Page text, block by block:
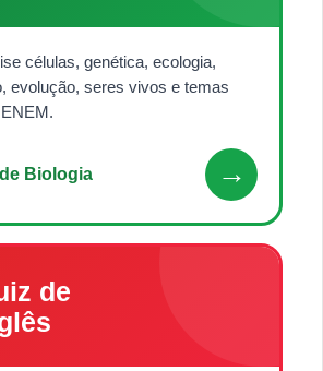
células, genética, ecologia,
evolução, seres vivos e temas
Biologia →
de